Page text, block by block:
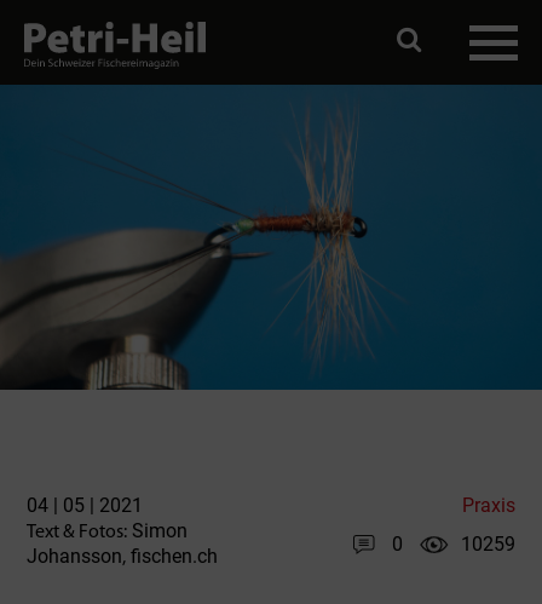
04 | 05 | 2021 Praxis
Text & Fotos: Simon
Johansson, fischen.ch
0 10259